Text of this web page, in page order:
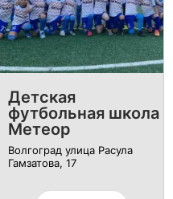
Детская
футбольная школа
Метеор
Волгоград улица Расула
Гамзатова, 17